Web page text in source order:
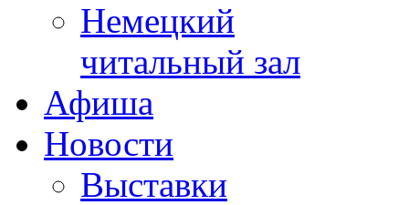
Немецкий
читальный зал
Афиша
Новости
Выставки